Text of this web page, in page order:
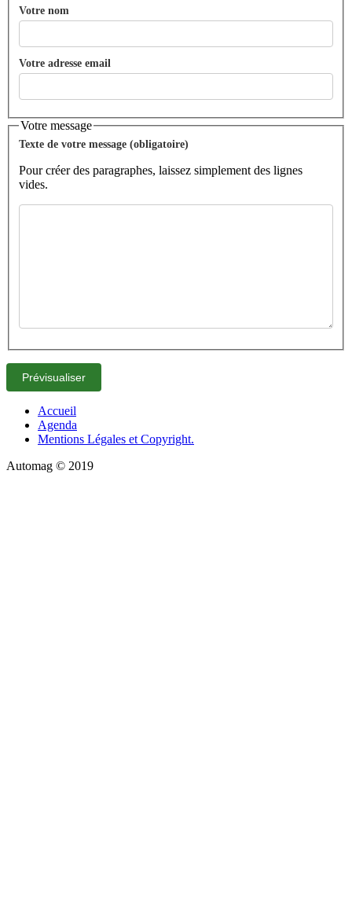
Votre nom
Votre adresse email
Votre message
Texte de votre message (obligatoire)
Pour créer des paragraphes, laissez simplement des lignes
vides.
Accueil
Agenda
Mentions Légales et Copyright.
Automag © 2019